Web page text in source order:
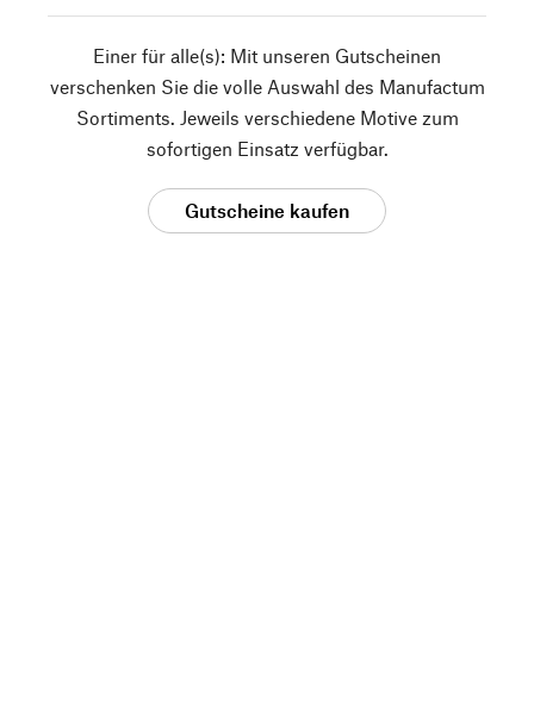
Einer für alle(s): Mit unseren Gutscheinen
verschenken Sie die volle Auswahl des Manufactum
Sortiments. Jeweils verschiedene Motive zum
sofortigen Einsatz verfügbar.
Gutscheine kaufen